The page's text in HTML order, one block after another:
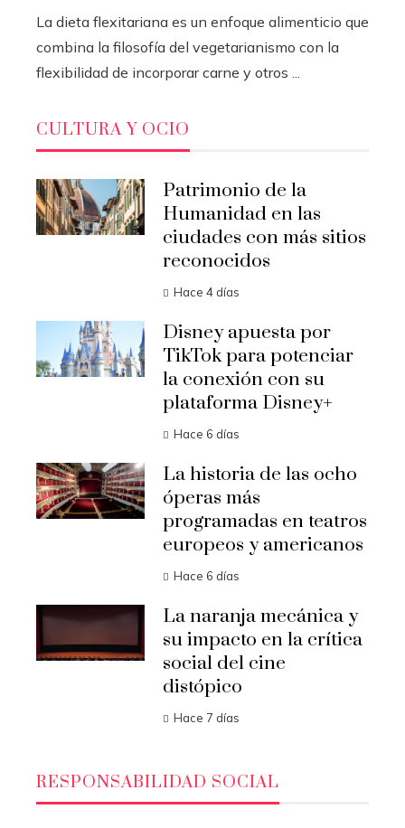
La dieta flexitariana es un enfoque alimenticio que
combina la filosofía del vegetarianismo con la
flexibilidad de incorporar carne y otros ...
CULTURA Y OCIO
Patrimonio de la
Humanidad en las
ciudades con más sitios
reconocidos
Hace 4 días
Disney apuesta por
TikTok para potenciar
la conexión con su
plataforma Disney+
Hace 6 días
La historia de las ocho
óperas más
programadas en teatros
europeos y americanos
Hace 6 días
La naranja mecánica y
su impacto en la crítica
social del cine
distópico
Hace 7 días
RESPONSABILIDAD SOCIAL